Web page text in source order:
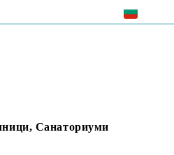
Санаториуми